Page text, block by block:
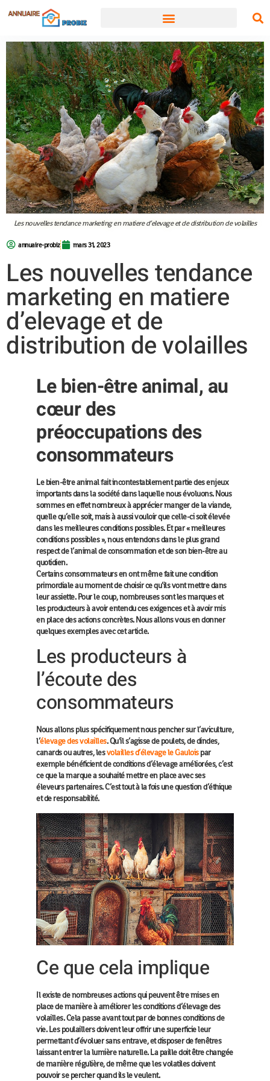
Les nouvelles tendance marketing en matiere d’elevage et de distribution de volailles
annuaire-probiz mars 31, 2023
Les nouvelles tendance
marketing en matiere
d’elevage et de
distribution de volailles
Le bien-être animal, au
cœur des
préoccupations des
consommateurs
Le bien-être animal fait incontestablement partie des enjeux
importants dans la société dans laquelle nous évoluons. Nous
sommes en effet nombreux à apprécier manger de la viande,
quelle qu’elle soit, mais à aussi vouloir que celle-ci soit élevée
dans les meilleures conditions possibles. Et par « meilleures
conditions possibles », nous entendons dans le plus grand
respect de l’animal de consommation et de son bien-être au
quotidien.
Certains consommateurs en ont même fait une condition
primordiale au moment de choisir ce qu’ils vont mettre dans
leur assiette. Pour le coup, nombreuses sont les marques et
les producteurs à avoir entendu ces exigences et à avoir mis
en place des actions concrètes. Nous allons vous en donner
quelques exemples avec cet article.
Les producteurs à
l’écoute des
consommateurs
Nous allons plus spécifiquement nous pencher sur l’aviculture,
l’élevage des volailles. Qu’il s’agisse de poulets, de dindes,
canards ou autres, lesvolailles d’élevage le Gauloispar
exemple bénéficient de conditions d’élevage améliorées, c’est
ce que la marque a souhaité mettre en place avec ses
éleveurs partenaires. C’est tout à la fois une question d’éthique
et de responsabilité.
Ce que cela implique
Il existe de nombreuses actions qui peuvent être mises en
place de manière à améliorer les conditions d’élevage des
volailles. Cela passe avant tout par de bonnes conditions de
vie. Les poulaillers doivent leur offrir une superficie leur
permettant d’évoluer sans entrave, et disposer de fenêtres
laissant entrer la lumière naturelle. La paille doit être changée
de manière régulière, de même que les volatiles doivent
pouvoir se percher quand ils le veulent.